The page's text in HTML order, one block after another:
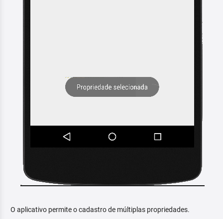
O aplicativo permite o cadastro de múltiplas propriedades.